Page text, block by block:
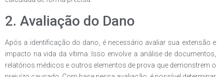
2. Avaliação do Dano
Após a identificação do dano, é necessário avaliar sua extensão e
impacto na vida da vítima. Isso envolve a análise de documentos,
relatórios médicos e outros elementos de prova que demonstrem o